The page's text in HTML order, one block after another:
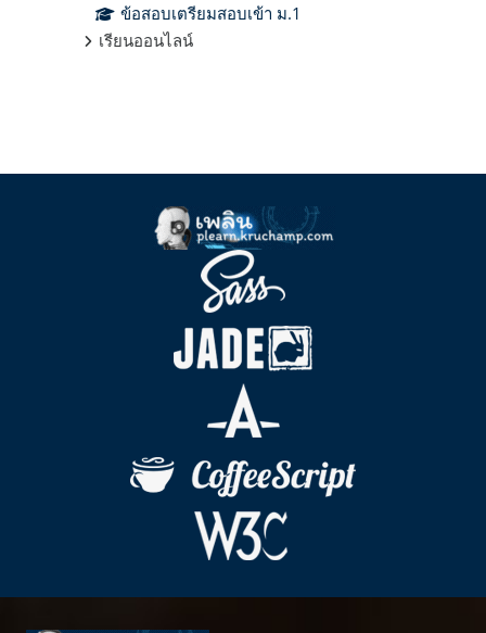
ข้อสอบเตรียมสอบเข้า ม.1
เรียนออนไลน์